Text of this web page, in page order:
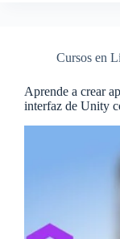
Cursos en
Aprende a crear
interfaz de Unity